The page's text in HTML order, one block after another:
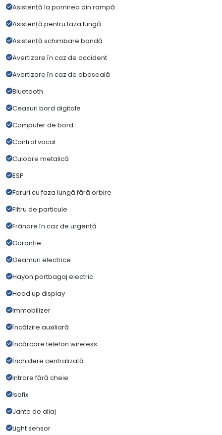
Asistență la pornirea din rampă
Asistență pentru faza lungă
Asistență schimbare bandă
Avertizare în caz de accident
Avertizare în caz de oboseală
Bluetooth
Ceasuri bord digitale
Computer de bord
Control vocal
Culoare metalică
ESP
Faruri cu faza lungă fără orbire
Filtru de particule
Frânare în caz de urgență
Garanție
Geamuri electrice
Hayon portbagaj electric
Head up display
Immobilizer
Încălzire auxiliară
Încărcare telefon wireless
Închidere centralizată
Intrare fără cheie
Isofix
Jante de aliaj
Light sensor